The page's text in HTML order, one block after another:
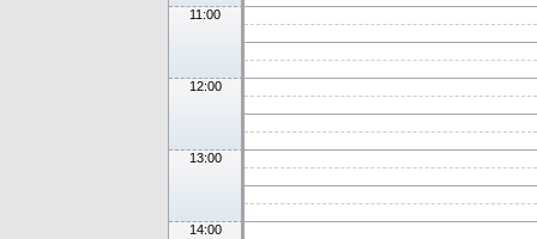
11:00
12:00
13:00
14:00